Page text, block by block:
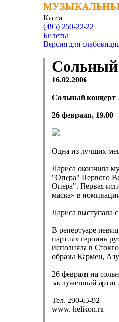
Касса
(495) 250-22-22
Билеты
Версия для
Сольный
16.02.2006
Сольный концерт
26 февраля, 19.00
Одна из лучших
Лариса окончила
"Опера" Первого
Опера". Первая
маска» в
Лариса выступала
В репертуаре
партиях героинь
исполняла в
образы Кармен,
26 февраля на
заслуженный
Тел. 290-65-92
www. helikon.ru